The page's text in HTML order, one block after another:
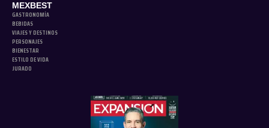
MEXBEST
GASTRONOMÍA
BEBIDAS
VIAJES Y DESTINOS
PERSONAJES
BIENESTAR
ESTILO DE VIDA
JURADO